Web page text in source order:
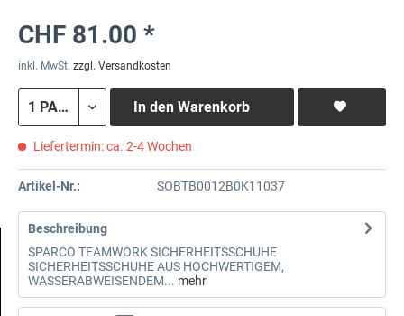
CHF 81.00 *
inkl. MwSt. zzgl. Versandkosten
In den Warenkorb
Liefertermin: ca. 2-4 Wochen
Artikel-Nr.: SOBTB0012B0K11037
Beschreibung
SPARCO TEAMWORK SICHERHEITSSCHUHE
SICHERHEITSSCHUHE AUS HOCHWERTIGEM,
WASSERABWEISENDEM... mehr